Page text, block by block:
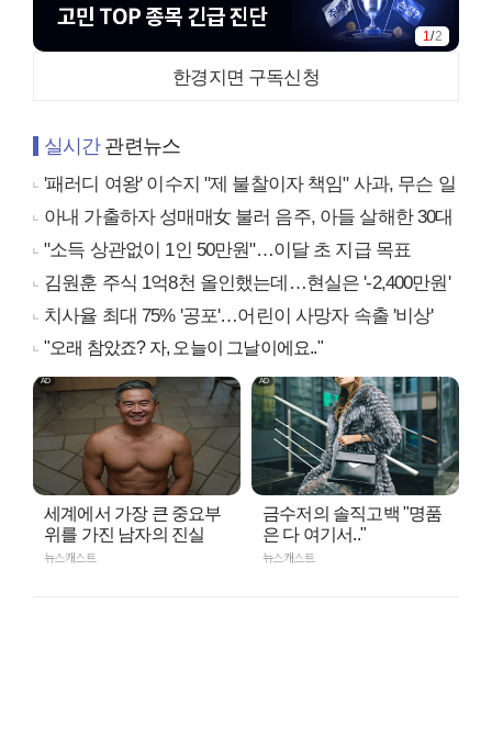
1/2
한경지면 구독신청
실시간관련뉴스
'패러디 여왕' 이수지 "제 불찰이자 책임" 사과, 무슨 일
아내 가출하자 성매매女 불러 음주, 아들 살해한 30대
"소득 상관없이 1인 50만원"…이달 초 지급 목표
김원훈 주식 1억8천 올인했는데…현실은 '-2,400만원'
치사율 최대 75% '공포'…어린이 사망자 속출 '비상'
"오래 참았죠? 자, 오늘이 그날이에요.."
세계에서 가장 큰 중요부
위를 가진 남자의 진실
뉴스캐스트
금수저의 솔직고백 "명품
은 다 여기서.."
뉴스캐스트